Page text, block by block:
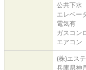
公共下水
エレベー
電気有
ガスコン
エアコン
(株)エス
兵庫県神